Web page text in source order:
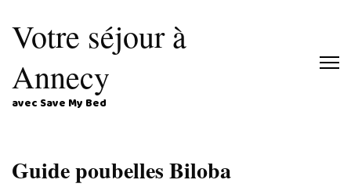
Votre séjour à
Annecy
avec Save My Bed
Guide poubelles Biloba